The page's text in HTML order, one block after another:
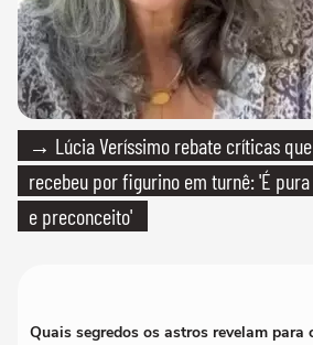
→ Lúcia Veríssimo rebate críticas
recebeu por figurino em turnê: 'É pura
e preconceito'
Quais segredos os astros revelam para